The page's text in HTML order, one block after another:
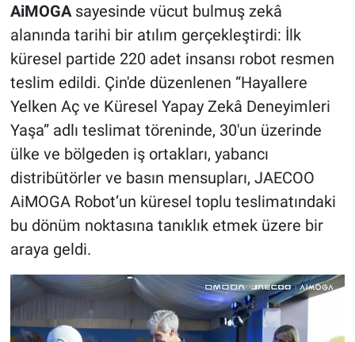
AiMOGA sayesinde vücut bulmuş zekâ
alanında tarihi bir atılım gerçekleştirdi: İlk
küresel partide 220 adet insansı robot resmen
teslim edildi. Çin'de düzenlenen “Hayallere
Yelken Aç ve Küresel Yapay Zekâ Deneyimleri
Yaşa” adlı teslimat töreninde, 30'un üzerinde
ülke ve bölgeden iş ortakları, yabancı
distribütörler ve basın mensupları, JAECOO
AiMOGA Robot’un küresel toplu teslimatındaki
bu dönüm noktasına tanıklık etmek üzere bir
araya geldi.